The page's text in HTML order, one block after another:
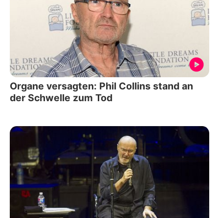
Organe versagten: Phil Collins stand an
der Schwelle zum Tod